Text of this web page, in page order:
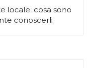
locale: cosa sono
conoscerli